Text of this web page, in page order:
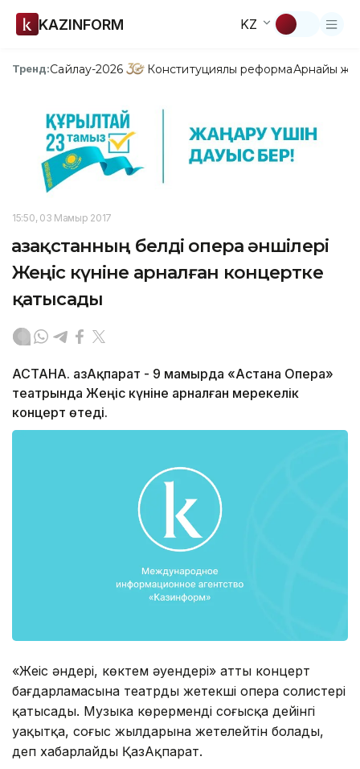
KAZINFORM KZ
Тренд:Сайлау-2026 Конституциялық реформаАрнайы
15:50, 03 Мамыр 2017
Қазақстанның белді опера әншілері
Жеңіс күніне арналған концертке
қатысады
АСТАНА. ҚазАқпарат - 9 мамырда «Астана Опера»
театрында Жеңіс күніне арналған мерекелік
концерт өтеді.
«Жеңіс әндері, көктем әуендері» атты концерт
бағдарламасына театрдың жетекші опера солистері
қатысады. Музыка көрерменді соғысқа дейінгі
уақытқа, соғыс жылдарына жетелейтін болады,
деп хабарлайды ҚазАқпарат.